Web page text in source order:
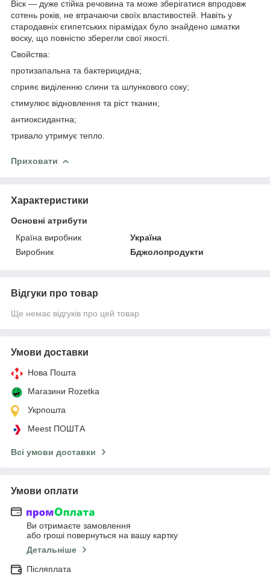
Віск — дуже стійка речовина та може зберігатися впродовж
сотень років, не втрачаючи своїх властивостей. Навіть у
стародавніх єгипетських пірамідах було знайдено шматки
воску, що повністю зберегли свої якості.
Свойства:
протизапальна та бактерицидна;
сприяє виділенню слини та шлункового соку;
стимулює відновлення та ріст тканин;
антиоксидантна;
тривало утримує тепло.
Приховати
Характеристики
Основні атрибути
Країна виробник
Україна
Виробник
Бджолопродукти
Відгуки про товар
Ще немає відгуків про цей товар
Умови доставки
Нова Пошта
Магазини Rozetka
Укрпошта
Meest ПОШТА
Всі умови доставки
Умови оплати
Ви отримаєте замовлення
або гроші повернуться на вашу картку
Детальніше
Післяплата